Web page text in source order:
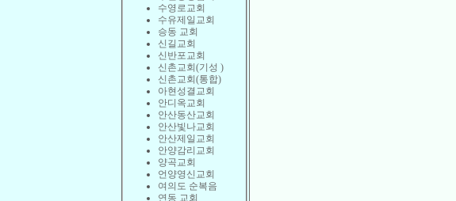
수영로교회
수유제일교회
승동 교회
신길교회
신반포교회
신촌교회(기성 )
신촌교회(통합)
아현성결교회
안디옥교회
안산동산교회
안산빛나교회
안산제일교회
안양감리교회
양곡교회
언양영신교회
여의도 순복음
연동 교회